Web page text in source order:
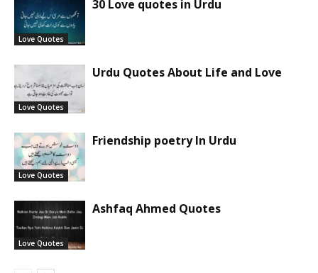
Love Quotes
30 Love quotes in Urdu
Love Quotes
Urdu Quotes About Life and Love
Love Quotes
Friendship poetry In Urdu
Love Quotes
Ashfaq Ahmed Quotes